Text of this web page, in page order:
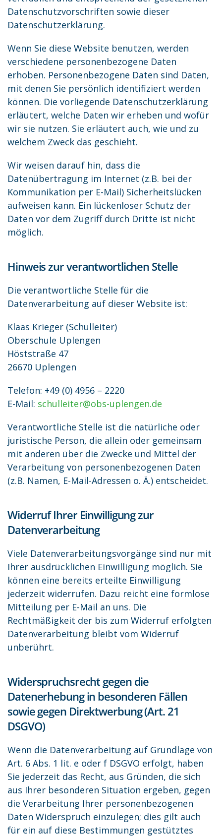
Datenschutzvorschriften sowie dieser
Datenschutzerklärung.
Wenn Sie diese Website benutzen, werden
verschiedene personenbezogene Daten
erhoben. Personenbezogene Daten sind Daten,
mit denen Sie persönlich identifiziert werden
können. Die vorliegende Datenschutzerklärung
erläutert, welche Daten wir erheben und wofür
wir sie nutzen. Sie erläutert auch, wie und zu
welchem Zweck das geschieht.
Wir weisen darauf hin, dass die
Datenübertragung im Internet (z.B. bei der
Kommunikation per E-Mail) Sicherheitslücken
aufweisen kann. Ein lückenloser Schutz der
Daten vor dem Zugriff durch Dritte ist nicht
möglich.
Hinweis zur verantwortlichen Stelle
Die verantwortliche Stelle für die
Datenverarbeitung auf dieser Website ist:
Klaas Krieger (Schulleiter)
Oberschule Uplengen
Höststraße 47
26670 Uplengen
Telefon: +49 (0) 4956 – 2220
E-Mail: schulleiter@obs-uplengen.de
Verantwortliche Stelle ist die natürliche oder
juristische Person, die allein oder gemeinsam
mit anderen über die Zwecke und Mittel der
Verarbeitung von personenbezogenen Daten
(z.B. Namen, E-Mail-Adressen o. Ä.) entscheidet.
Widerruf Ihrer Einwilligung zur
Datenverarbeitung
Viele Datenverarbeitungsvorgänge sind nur mit
Ihrer ausdrücklichen Einwilligung möglich. Sie
können eine bereits erteilte Einwilligung
jederzeit widerrufen. Dazu reicht eine formlose
Mitteilung per E-Mail an uns. Die
Rechtmäßigkeit der bis zum Widerruf erfolgten
Datenverarbeitung bleibt vom Widerruf
unberührt.
Widerspruchsrecht gegen die
Datenerhebung in besonderen Fällen
sowie gegen Direktwerbung (Art. 21
DSGVO)
Wenn die Datenverarbeitung auf Grundlage von
Art. 6 Abs. 1 lit. e oder f DSGVO erfolgt, haben
Sie jederzeit das Recht, aus Gründen, die sich
aus Ihrer besonderen Situation ergeben, gegen
die Verarbeitung Ihrer personenbezogenen
Daten Widerspruch einzulegen; dies gilt auch
für ein auf diese Bestimmungen gestütztes